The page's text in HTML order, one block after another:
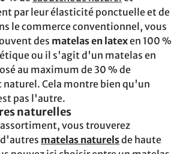
par leur élasticité ponctuelle et de
le commerce conventionnel, vous
des matelas en latexen 100 %
ou il s'agit d'un matelas en
au maximum de 30 % de
naturel. Cela montre bien qu'un
pas l'autre.
naturelles
vous trouverez
matelas naturelsde haute